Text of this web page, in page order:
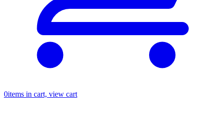
0items in cart, view cart